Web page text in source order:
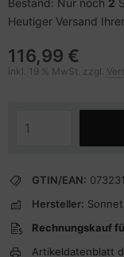
Bestand: Nur noch 2
Heutiger Versand
116,99 €
inkl. 19 % MwSt. zzgl.
GTIN/EAN:
Hersteller: Sonnet
Rechnungskauf
Artikeldatenblatt
Modding